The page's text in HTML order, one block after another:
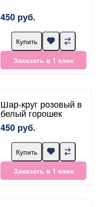
450 руб.
Купить
Заказать в 1 клик
Шар-круг розовый в
белый горошек
450 руб.
Купить
Заказать в 1 клик